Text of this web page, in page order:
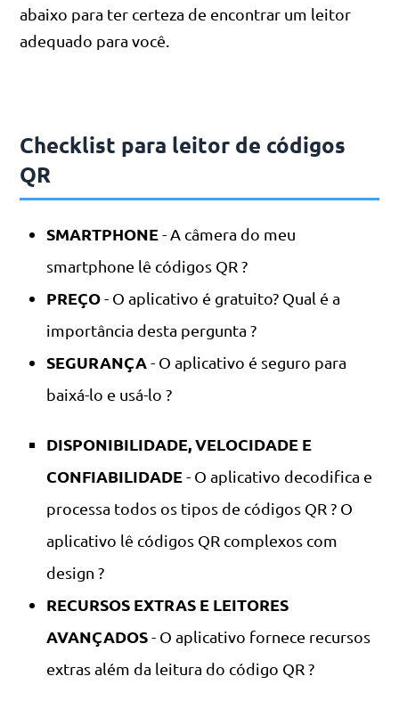
abaixo para ter certeza de encontrar um leitor
adequado para você.
Checklist para leitor de códigos
QR
SMARTPHONE- A câmera do meu
smartphone lê códigos QR ?
PREÇO- O aplicativo é gratuito? Qual é a
importância desta pergunta ?
SEGURANÇA- O aplicativo é seguro para
baixá-lo e usá-lo ?
DISPONIBILIDADE, VELOCIDADE E
CONFIABILIDADE- O aplicativo decodifica e
processa todos os tipos de códigos QR ? O
aplicativo lê códigos QR complexos com
design ?
RECURSOS EXTRAS E LEITORES
AVANÇADOS- O aplicativo fornece recursos
extras além da leitura do código QR ?